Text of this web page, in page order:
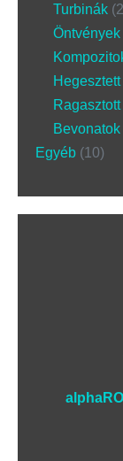
Turbinák 2
Öntvények
Bevonatok
Egyéb 10